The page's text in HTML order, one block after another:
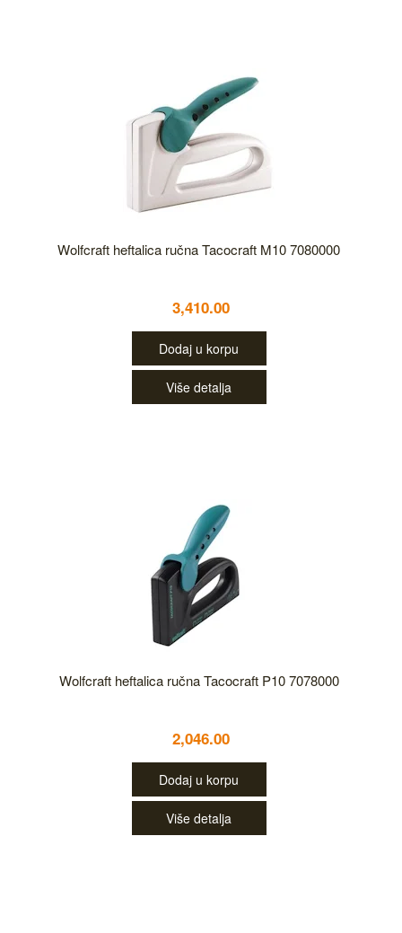
Wolfcraft heftalica ručna Tacocraft M10 7080000
3,410.00
Dodaj u korpu
Više detalja
Wolfcraft heftalica ručna Tacocraft P10 7078000
2,046.00
Dodaj u korpu
Više detalja